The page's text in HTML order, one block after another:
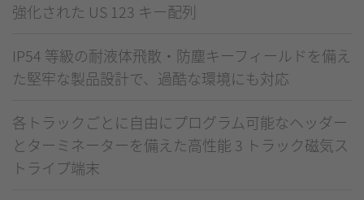
強化された US 123 キー配列
IP54 等級の耐液体飛散・防塵キーフィールドを備え
た堅牢な製品設計で、過酷な環境にも対応
各トラックごとに自由にプログラム可能なヘッダー
とターミネーターを備えた高性能 3 トラック磁気ス
トライプ端末